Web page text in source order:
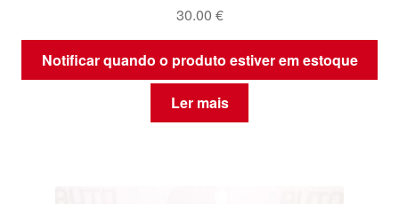
30.00 €
Notificar quando o produto estiver em estoque
Ler mais